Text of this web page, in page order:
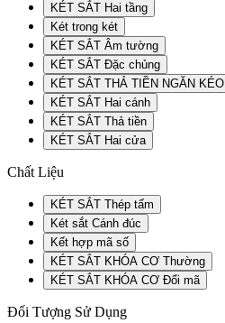
KÉT SẮT Hai tầng
Két trong két
KÉT SẮT Âm tường
KÉT SẮT Đặc chủng
KÉT SẮT THẢ TIỀN NGĂN KÉO
KÉT SẮT Hai cánh
KÉT SẮT Thả tiền
KÉT SẮT Hai cửa
Chất Liệu
KÉT SẮT Thép tấm
Két sắt Cánh đúc
Kết hợp mã số
KÉT SẮT KHÓA CƠ Thường
KÉT SẮT KHÓA CƠ Đổi mã
Đối Tượng Sử Dụng